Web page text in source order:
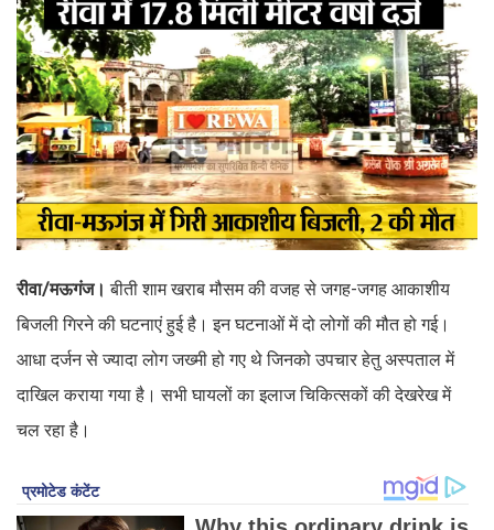
रीवा/मऊगंज।बीती शाम खराब मौसम की वजह से जगह-जगह आकाशीय
बिजली गिरने की घटनाएं हुई है। इन घटनाओं में दो लोगों की मौत हो गई।
आधा दर्जन से ज्यादा लोग जख्मी हो गए थे जिनको उपचार हेतु अस्पताल में
दाखिल कराया गया है। सभी घायलों का इलाज चिकित्सकों की देखरेख में
चल रहा है।